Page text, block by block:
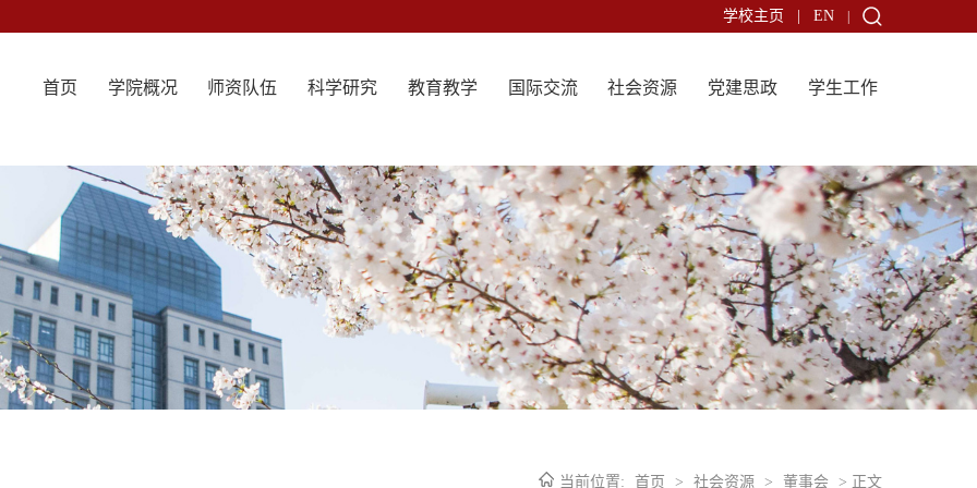
学校主页 EN
首页 学院概况 师资队伍 科学研究 教育教学 国际交流 社会资源 党建思政 学生工作
当前位置: 首页 > 社会资源 > 董事会 > 正文